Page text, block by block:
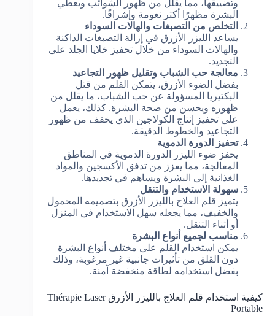
وتضييقها، مما يقلل من ظهور الشوائب ويعطي
البشرة مظهرًا أكثر نعومة وإشراقًا.
التخلص من التصبغات والهالات السوداء
يساعد الليزر الأزرق في إزالة التصبغات الداكنة
والهالات السوداء من خلال تحفيز خلايا الجلد على
التجديد.
معالجة حب الشباب وتقليل ظهور التجاعيد
بفضل الضوء الأزرق، يتمكن القلم من قتل
البكتيريا المسؤولة عن حب الشباب، ما يقلل من
ظهوره ويحسن من صحة البشرة. كذلك، يعمل
على تحفيز إنتاج الكولاجين الذي يخفف من ظهور
التجاعيد والخطوط الدقيقة.
تحفيز الدورة الدموية
يحفز ضوء الليزر الدورة الدموية في المناطق
المعالجة، مما يعزز من تدفق الأكسجين والمواد
الغذائية إلى البشرة ويساهم في تجديدها.
سهولة الاستخدام والتنقل
يتميز قلم العلاج بالليزر الأزرق بتصميمه المحمول
والخفيف، مما يجعله سهل الاستخدام في المنزل
أو أثناء التنقل.
مناسب لجميع أنواع البشرة
يمكن استخدام القلم على مختلف أنواع البشرة
دون القلق من تأثيرات جانبية غير مرغوبة، وذلك
بفضل استخدامه لطاقة منخفضة آمنة.
كيفية استخدام قلم العلاج بالليزر الأزرق Thérapie Laser
Portable